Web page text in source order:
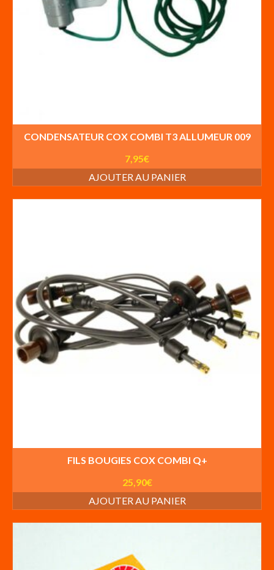
CONDENSATEUR COX COMBI T3 ALLUMEUR 009
7,95€
AJOUTER AU PANIER
FILS BOUGIES COX COMBI Q+
25,90€
AJOUTER AU PANIER